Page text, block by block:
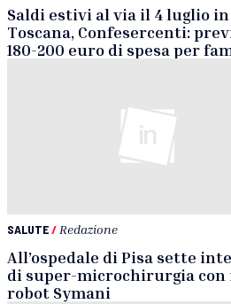
Saldi estivi al via il 4 luglio in
Toscana, Confesercenti:
180-200 euro di spesa per
SALUTE/ Redazione
All’ospedale di Pisa sette
di super-microchirurgia con
robot Symani